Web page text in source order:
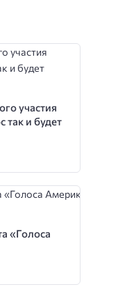
участия
так и будет
«Голоса